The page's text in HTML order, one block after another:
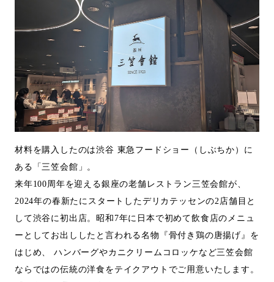
材料を購入したのは渋谷 東急フードショー（しぶちか）に
ある「三笠会館」。
来年100周年を迎える銀座の老舗レストラン三笠会館が、
2024年の春新たにスタートしたデリカテッセンの2店舗目と
して渋谷に初出店。昭和7年に日本で初めて飲食店のメニュ
ーとしてお出ししたと言われる名物『骨付き鶏の唐揚げ』を
はじめ、 ハンバーグやカニクリームコロッケなど三笠会館
ならではの伝統の洋食をテイクアウトでご用意いたします。